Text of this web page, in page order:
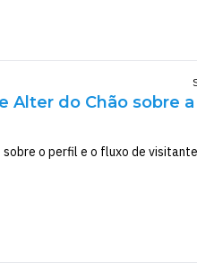
do Chão sobre
o perfil e o fluxo de